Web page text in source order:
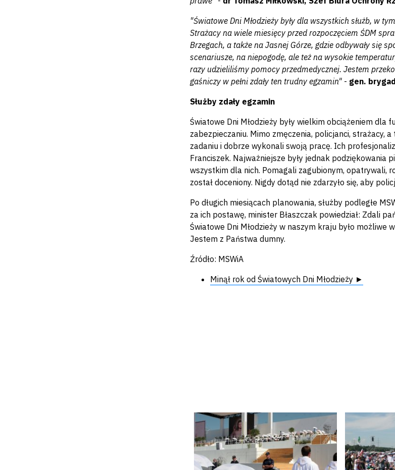
"Światowe Dni Młodzieży były dla wszystkich służb, w
Strażacy na wiele miesięcy przed rozpoczęciem ŚDM
Brzegach, a także na Jasnej Górze, gdzie odbywały się
scenariusze, na niepogodę, ale też na wysokie
razy udzieliliśmy pomocy przedmedycznej. Jestem
gaśniczy w pełni zdały ten trudny egzamin" - gen.
Służby zdały egzamin
Światowe Dni Młodzieży były wielkim obciążeniem
zabezpieczaniu. Mimo zmęczenia, policjanci, strażacy,
zadaniu i dobrze wykonali swoją pracę. Ich
Franciszek. Najważniejsze były jednak
wszystkim dla nich. Pomagali zagubionym, opatrywali,
został doceniony. Nigdy dotąd nie zdarzyło się, aby
Po długich miesiącach planowania, służby podległe
za ich postawę, minister Błaszczak powiedział: Zdali
Światowe Dni Młodzieży w naszym kraju było możliwe
Jestem z Państwa dumny.
Źródło: MSWiA
Minął rok od Światowych Dni Młodzieży ►